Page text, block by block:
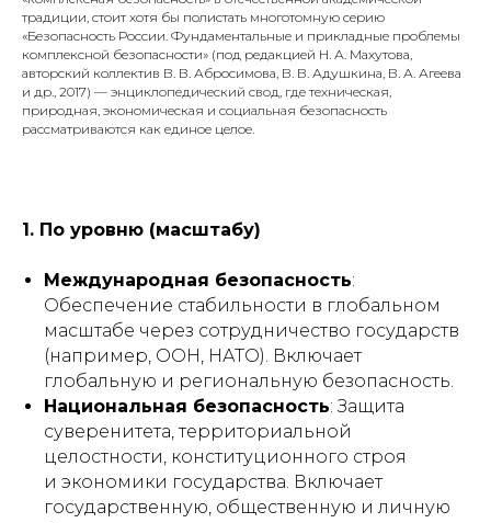
традиции, стоит хотя бы полистать многотомную серию
«Безопасность России. Фундаментальные и прикладные проблемы
комплексной безопасности» (под редакцией Н. А. Махутова,
авторский коллектив В. В. Абросимова, В. В. Адушкина, В. А. Агеева
и др., 2017) — энциклопедический свод, где техническая,
природная, экономическая и социальная безопасность
рассматриваются как единое целое.
1. По уровню (масштабу)
Международная безопасность:
Обеспечение стабильности в глобальном
масштабе через сотрудничество государств
(например, ООН, НАТО). Включает
глобальную и региональную безопасность.
Национальная безопасность: Защита
суверенитета, территориальной
целостности, конституционного строя
и экономики государства. Включает
государственную, общественную и личную